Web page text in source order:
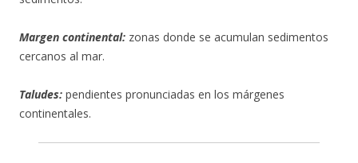
Margen continental: zonas donde se acumulan sedimentos
cercanos al mar.
Taludes: pendientes pronunciadas en los márgenes
continentales.